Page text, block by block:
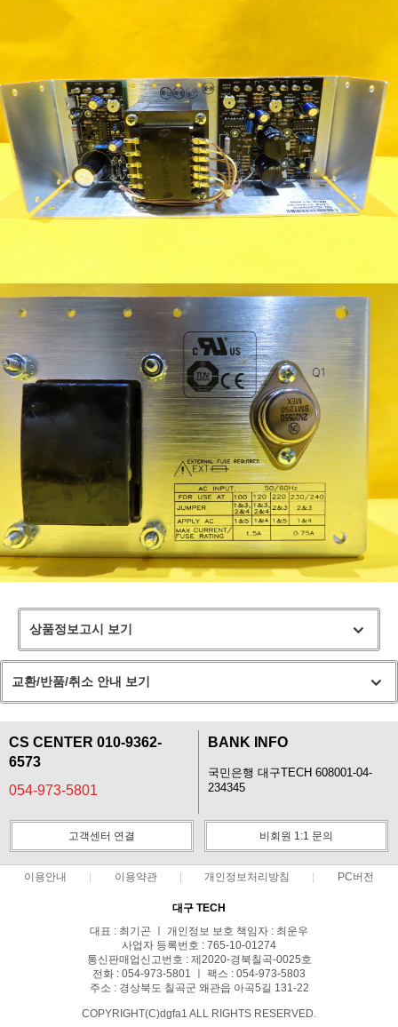
상품정보고시 보기
교환/반품/취소 안내 보기
CS CENTER 010-9362-
6573
054-973-5801
BANK INFO
국민은행 대구TECH 608001-04-
234345
고객센터 연결 비회원 1:1 문의
이용안내 이용약관 개인정보처리방침 PC버전
대구 TECH
대표 : 최기곤 ㅣ 개인정보 보호 책임자 : 최운우
사업자 등록번호 : 765-10-01274
통신판매업신고번호 : 제2020-경북칠곡-0025호
전화 : 054-973-5801 ㅣ 팩스 : 054-973-5803
주소 : 경상북도 칠곡군 왜관읍 아곡5길 131-22
COPYRIGHT(C)dgfa1 ALL RIGHTS RESERVED.